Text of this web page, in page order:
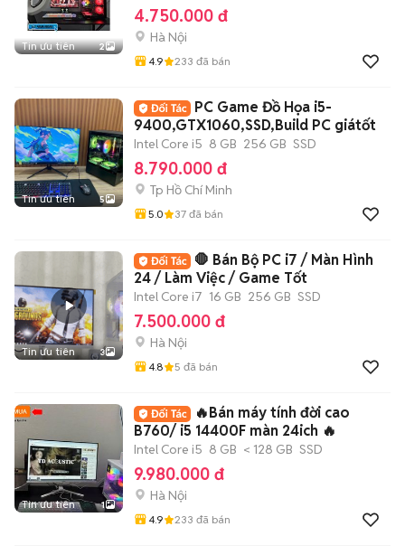
Tin ưu tiên 2
4.750.000 đ
Hà Nội
4.9 233 đã bán
Tin ưu tiên 5
PC Game Đồ Họa i5-
9400,GTX1060,SSD,Build PC giátốt
Intel Core i5 8 GB 256 GB SSD
8.790.000 đ
Tp Hồ Chí Minh
5.0 37 đã bán
Tin ưu tiên 3
🛑 Bán Bộ PC i7 / Màn Hình
24 / Làm Việc / Game Tốt
Intel Core i7 16 GB 256 GB SSD
7.500.000 đ
Hà Nội
4.8 5 đã bán
Tin ưu tiên 1
🔥Bán máy tính đời cao
B760/ i5 14400F màn 24ich 🔥
Intel Core i5 8 GB < 128 GB SSD
9.980.000 đ
Hà Nội
4.9 233 đã bán